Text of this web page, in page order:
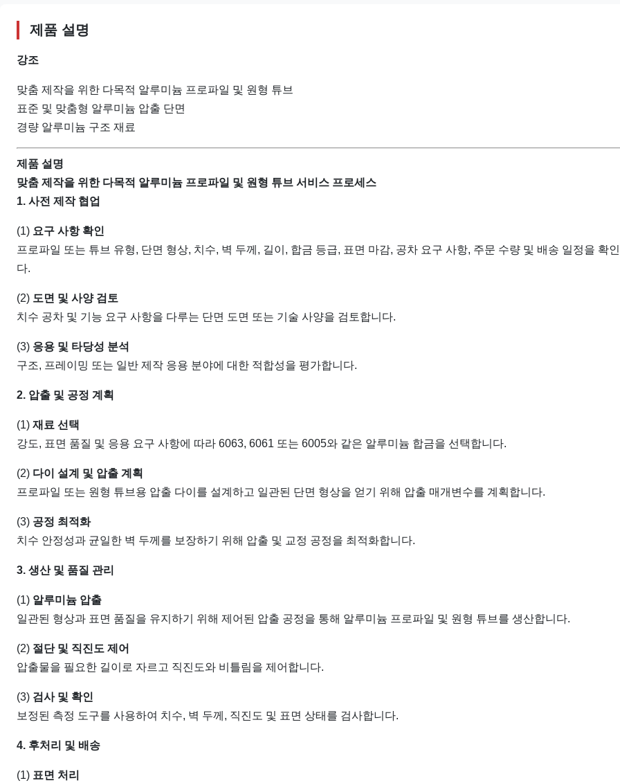
제품 설명
강조
맞춤 제작을 위한 다목적 알루미늄 프로파일 및 원형 튜브
표준 및 맞춤형 알루미늄 압출 단면
경량 알루미늄 구조 재료
제품 설명
맞춤 제작을 위한 다목적 알루미늄 프로파일 및 원형 튜브 서비스 프로세스
1. 사전 제작 협업
(1) 요구 사항 확인
프로파일 또는 튜브 유형, 단면 형상, 치수, 벽 두께, 길이, 합금 등급, 표면 마감, 공차 요구 사항, 주문 수량 및 배송 일정을 확
다.
(2) 도면 및 사양 검토
치수 공차 및 기능 요구 사항을 다루는 단면 도면 또는 기술 사양을 검토합니다.
(3) 응용 및 타당성 분석
구조, 프레이밍 또는 일반 제작 응용 분야에 대한 적합성을 평가합니다.
2. 압출 및 공정 계획
(1) 재료 선택
강도, 표면 품질 및 응용 요구 사항에 따라 6063, 6061 또는 6005와 같은 알루미늄 합금을 선택합니다.
(2) 다이 설계 및 압출 계획
프로파일 또는 원형 튜브용 압출 다이를 설계하고 일관된 단면 형상을 얻기 위해 압출 매개변수를 계획합니다.
(3) 공정 최적화
치수 안정성과 균일한 벽 두께를 보장하기 위해 압출 및 교정 공정을 최적화합니다.
3. 생산 및 품질 관리
(1) 알루미늄 압출
일관된 형상과 표면 품질을 유지하기 위해 제어된 압출 공정을 통해 알루미늄 프로파일 및 원형 튜브를 생산합니다.
(2) 절단 및 직진도 제어
압출물을 필요한 길이로 자르고 직진도와 비틀림을 제어합니다.
(3) 검사 및 확인
보정된 측정 도구를 사용하여 치수, 벽 두께, 직진도 및 표면 상태를 검사합니다.
4. 후처리 및 배송
(1) 표면 처리